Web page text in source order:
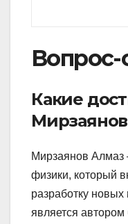
Вопрос-
Какие
Мирзаянов Алмаз
физики, который
разработку
является